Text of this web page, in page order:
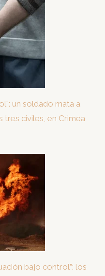
un soldado mata a
tres civiles, en Crimea
bajo control”: los